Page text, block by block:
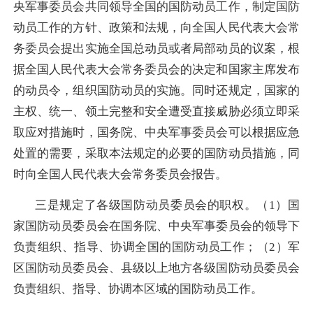
央军事委员会共同领导全国的国防动员工作，制定国防
动员工作的方针、政策和法规，向全国人民代表大会常
务委员会提出实施全国总动员或者局部动员的议案，根
据全国人民代表大会常务委员会的决定和国家主席发布
的动员令，组织国防动员的实施。同时还规定，国家的
主权、统一、领土完整和安全遭受直接威胁必须立即采
取应对措施时，国务院、中央军事委员会可以根据应急
处置的需要，采取本法规定的必要的国防动员措施，同
时向全国人民代表大会常务委员会报告。
三是规定了各级国防动员委员会的职权。
（1）国
家国防动员委员会在国务院、中央军事委员会的领导下
负责组织、指导、协调全国的国防动员工作；（2）军
区国防动员委员会、县级以上地方各级国防动员委员会
负责组织、指导、协调本区域的国防动员工作。